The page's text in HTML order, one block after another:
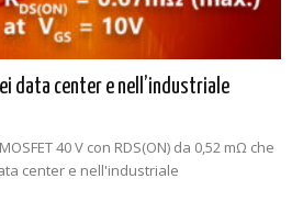
data center e nell’industriale
40 V con RDS(ON) da 0,52 mΩ che
center e nell'industriale